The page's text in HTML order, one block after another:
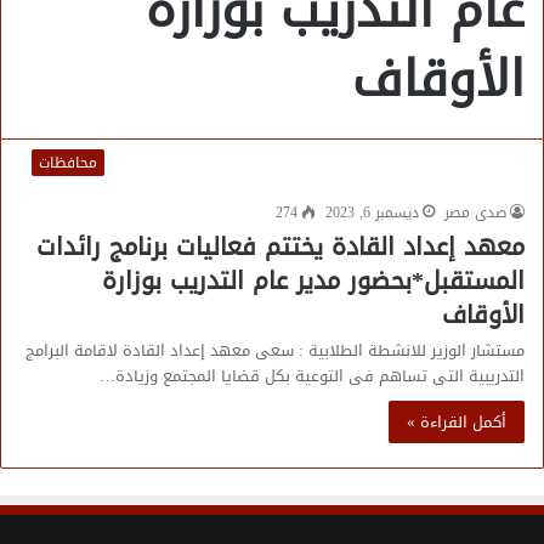
الأوقاف
محافظات
صدى مصر
ديسمبر 6, 2023 274
معهد إعداد القادة يختتم فعاليات برنامج رائدات
المستقبل*بحضور مدير عام التدريب بوزارة
الأوقاف
مستشار الوزير للانشطة الطلابية : سعى معهد إعداد القادة لاقامة البرامج
التدريبية التى تساهم فى التوعية بكل قضايا المجتمع وزيادة…
أكمل القراءة »